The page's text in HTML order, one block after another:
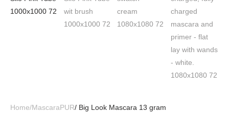
Home/MascaraPUR/ Big Look Mascara 13 gram